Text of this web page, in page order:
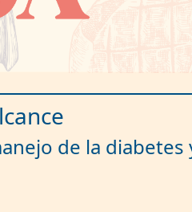
de la diabetes